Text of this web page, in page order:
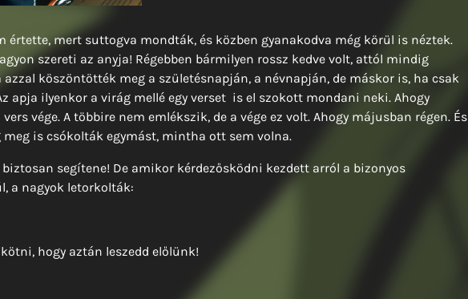
értette, mert suttogva mondták, és közben gyanakodva még körül is néztek.
szereti az anyja! Régebben bármilyen rossz kedve volt, attól mindig
köszöntötték meg a születésnapján, a névnapján, de máskor is, ha csak
apja ilyenkor a virág mellé egy verset is el szokott mondani neki. Ahogy
vége. A többire nem emlékszik, de a vége ez volt. Ahogy májusban régen. És
is csókolták egymást, mintha ott sem volna.
biztosan segítene! De amikor kérdezősködni kezdett arról a bizonyos
a nagyok letorkolták:
hogy aztán leszedd előlünk!